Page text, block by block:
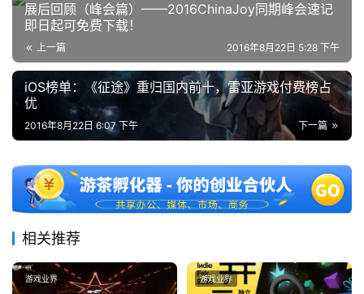
展后回顾（峰会篇）——2016ChinaJoy同期峰会速记
即日起可免费下载！
上一篇 2016年8月22日 5:28 下午
iOS榜单：《征途》重归国内前十，雷亚游戏付费榜占
优
下一篇
2016年8月22日 6:07 下午
相关推荐
游戏业界 游戏业界